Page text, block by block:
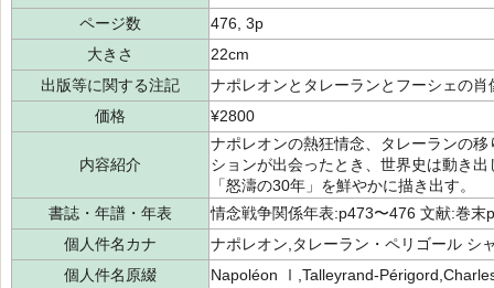
ページ数
476, 3p
大きさ
22cm
出版等に関する注記
ナポレオンとタレーランとフーシェの肖
価格
¥2800
内容紹介
ナポレオンの熱狂情念、タレーランの
ションが出会ったとき、世界史は動き
「怒濤の30年」を鮮やかに描き出す。
書誌・年譜・年表
情念戦争関係年表:p473〜476 文献:巻末
個人件名カナ
ナポレオン,タレーラン・ペリゴール シ
個人件名原綴
Napoléon